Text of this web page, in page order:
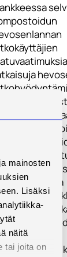
mainosten
Lisäksi
näitä
tai joita on
hyvistä ja
ja